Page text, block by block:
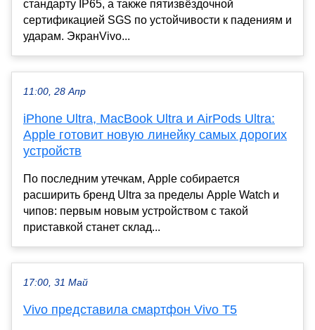
стандарту IP65, а также пятизвёздочной
сертификацией SGS по устойчивости к падениям и
ударам. ЭкранVivo...
11:00, 28 Апр
iPhone Ultra, MacBook Ultra и AirPods Ultra:
Apple готовит новую линейку самых дорогих
устройств
По последним утечкам, Apple собирается
расширить бренд Ultra за пределы Apple Watch и
чипов: первым новым устройством с такой
приставкой станет склад...
17:00, 31 Май
Vivo представила смартфон Vivo T5